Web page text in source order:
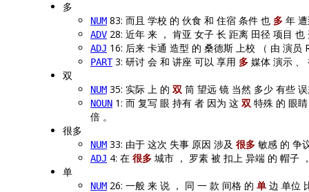
多
NUM 83: 而且 学校 的 伙食 和 住宿 条件 也 多 年
ADV 28: 近年 来 ， 肯亚 女子 长 距离 田径 项目
ADJ 16: 后来 卡通 造型 的 桑德斯 上校 （ 由 演
PART3: 研讨 会 和 讲座 可以 享用 多 媒体 演示 、
双
NUM 35: 实际 上 的 双 筒 望远 镜 当然 多少 有些
NOUN 1: 而 复写 眼 持有 者 因为 这 双 特殊 的 眼
倍 。
很多
NUM 33: 由于 这次 失事 原因 涉及 很多 敏感 的 争
ADJ 4: 在 很多 城市 ， 罗素 被 扣上 异端 的 帽子
单
NUM 26: 一般 来 说 ， 同 一 款 间格 的 单 边 单位